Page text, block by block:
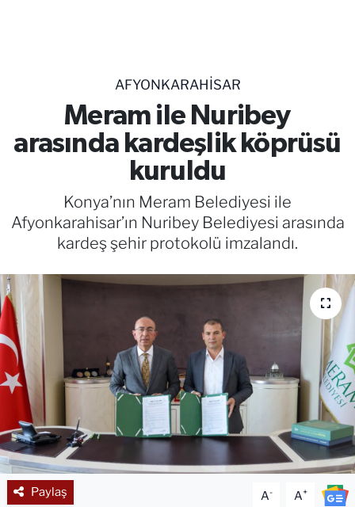
AFYONKARAHISAR
Meram ile Nuribey
arasında kardeşlik köprüsü
kuruldu
Konya’nın Meram Belediyesi ile
Afyonkarahisar’ın Nuribey Belediyesi arasında
kardeş şehir protokolü imzalandı.
Paylaş A- A+
RESMİ İLANLAR
Gencsesfm Canlı Dinle